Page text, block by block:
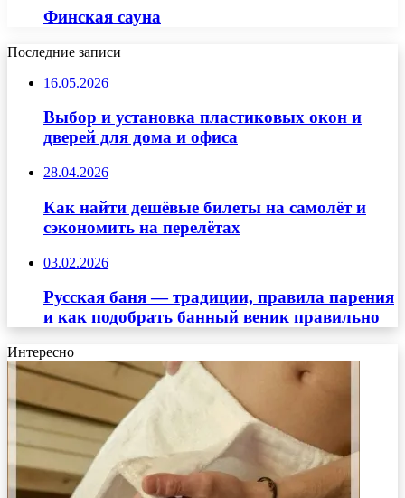
Финская сауна
Последние записи
16.05.2026
Выбор и установка пластиковых окон и
дверей для дома и офиса
28.04.2026
Как найти дешёвые билеты на самолёт и
сэкономить на перелётах
03.02.2026
Русская баня — традиции, правила парения
и как подобрать банный веник правильно
Интересно